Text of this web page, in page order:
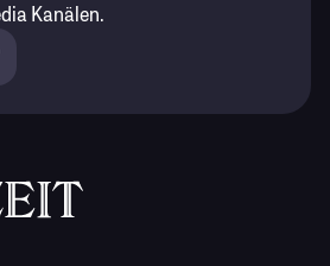
Kanälen.